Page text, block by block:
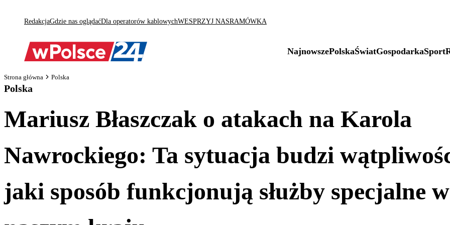
RedakcjaGdzie nas oglądaćDla operatorów kablowychWESPRZYJ NASRAMÓWKA
NajnowszePolskaŚwiatGospodarkaSport
Strona główna Polska
Polska
Mariusz Błaszczak o atakach na Karola
Nawrockiego: Ta sytuacja budzi
jaki sposób funkcjonują służby specjalne w